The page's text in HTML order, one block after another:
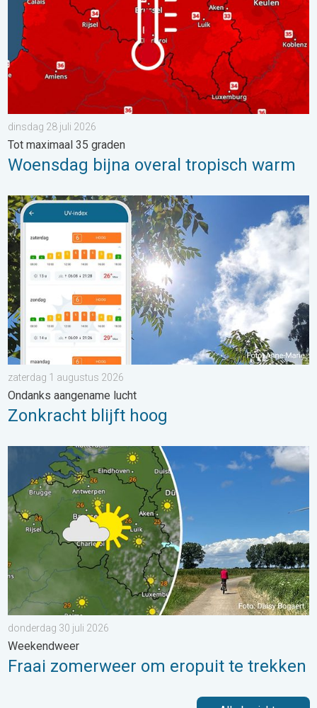
dinsdag 28 juli 2026
Tot maximaal 35 graden
Woensdag bijna overal tropisch warm
Zonkracht blijft hoog. Ondanks aangename lucht. . . zaterdag
zaterdag 1 augustus 2026
Ondanks aangename lucht
Zonkracht blijft hoog
Fraai zomerweer om eropuit te trekken. Weekendweer. . .
donderdag 30 juli 2026
Weekendweer
Fraai zomerweer om eropuit te trekken